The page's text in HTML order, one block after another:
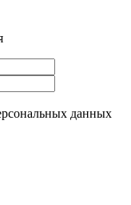
данных